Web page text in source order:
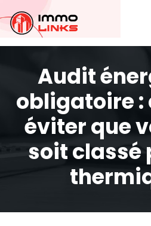
Audit
obligatoire
éviter que
soit classé